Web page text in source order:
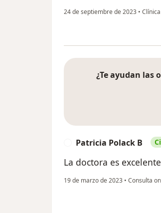
24 de septiembre de 2023 •
¿Te ayudan las
Patricia Polack B
La doctora es
19 de marzo de 2023 • Consulta